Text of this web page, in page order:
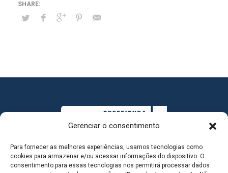
Gerenciar o consentimento
Para fornecer as melhores experiências, usamos tecnologias como
cookies para armazenar e/ou acessar informações do dispositivo. O
consentimento para essas tecnologias nos permitirá processar dados